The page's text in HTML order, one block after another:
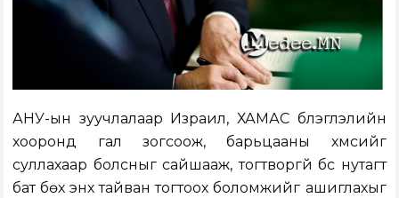
АНУ-ын зуучлалаар Израил, ХАМАС бүлэглэлийн
хооронд гал зогсоож, барьцааны хүмүүсийг
суллахаар болсныг сайшааж, тогтворгүй бүс нутагт
бат бөх энх тайван тогтоох боломжийг ашиглахыг